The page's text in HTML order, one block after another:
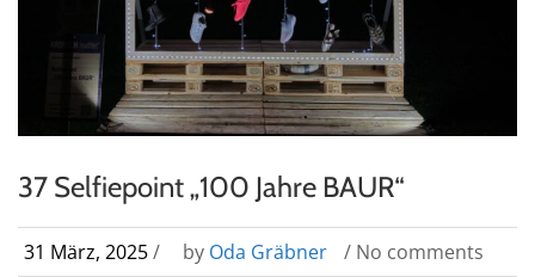
37 Selfiepoint „100 Jahre BAUR“
31 März, 2025/ by Oda Gräbner / No comments